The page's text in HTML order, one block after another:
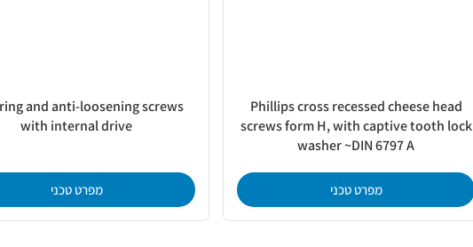
Phillips cross recessed cheese head
screws form H, with captive tooth lock
washer ~DIN 6797 A
מפרט טכני
and anti-loosening screws
with internal drive
מפרט טכני